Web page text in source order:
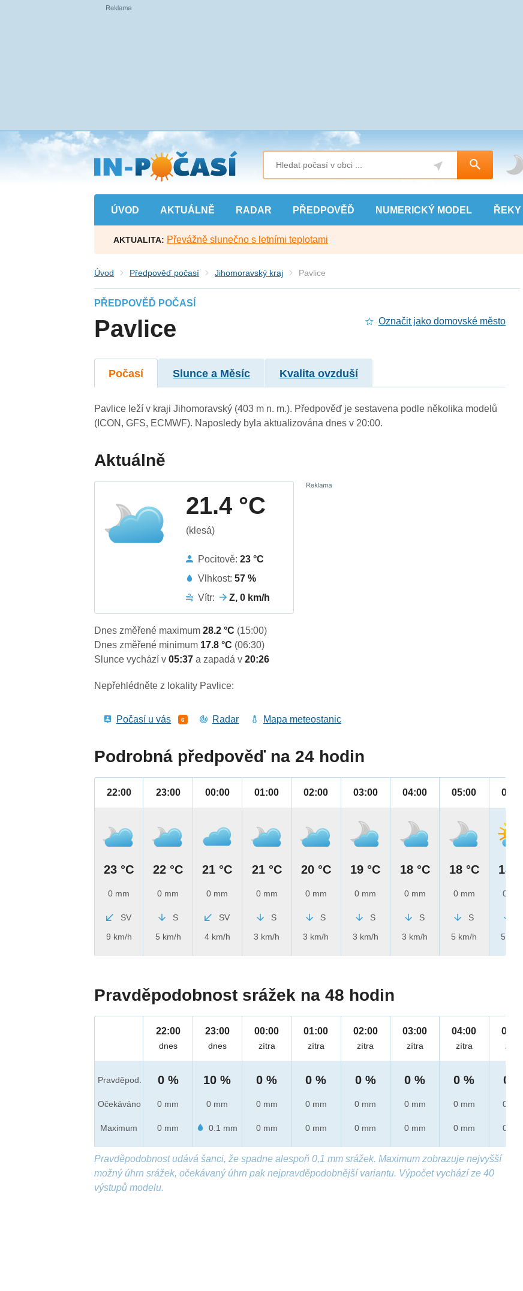
Přejít
na
hlavní
obsah
ÚVOD AKTUÁLNĚ RADAR PŘEDPOVĚĎ NUMERICKÝ MODEL ŘEKY
AKTUALITA: Převážně slunečno s letními teplotami
Úvod Předpověď počasí Jihomoravský kraj Pavlice
PŘEDPOVĚĎ POČASÍ
Pavlice Označit jako domovské město
Počasí Slunce a Měsíc Kvalita ovzduší
Pavlice leží v kraji Jihomoravský (403 m n. m.). Předpověď je sestavena podle několika modelů
(ICON, GFS, ECMWF). Naposledy byla aktualizována dnes v 20:00.
Aktuálně
21.4 °C
(klesá)
Pocitově:23 °C
Vlhkost:57 %
Vítr:
Z, 0 km/h
Dnes změřené maximum28.2 °C (15:00)
Dnes změřené minimum 17.8 °C (06:30)
Slunce vychází v05:37a zapadá v20:26
Nepřehlédněte z lokality Pavlice:
Počasí u vás 6 Radar Mapa meteostanic
Podrobná předpověď na 24 hodin
22:00
23 °C
0 mm
SV
9 km/h
23:00
22 °C
0 mm
S
5 km/h
00:00
21 °C
0 mm
SV
4 km/h
01:00
21 °C
0 mm
S
3 km/h
02:00
20 °C
0 mm
S
3 km/h
03:00
19 °C
0 mm
S
3 km/h
04:00
18 °C
0 mm
S
3 km/h
05:00
18 °C
0 mm
S
5 km/h
06:00
18 °C
0 mm
5 km/h
Pravděpodobnost srážek na 48 hodin
Pravděpod.
Očekáváno
Maximum
22:00
dnes
0 %
0 mm
0 mm
23:00
dnes
10 %
0 mm
0.1 mm
00:00
zítra
0 %
0 mm
0 mm
01:00
zítra
0 %
0 mm
0 mm
02:00
zítra
0 %
0 mm
0 mm
03:00
zítra
0 %
0 mm
0 mm
04:00
zítra
0 %
0 mm
0 mm
05:00
zítra
0 %
0 mm
0 mm
Pravděpodobnost udává šanci, že spadne alespoň 0,1 mm srážek. Maximum zobrazuje nejvyšší
možný úhrn srážek, očekávaný úhrn pak nejpravděpodobnější variantu. Výpočet vychází ze 40
výstupů modelu.